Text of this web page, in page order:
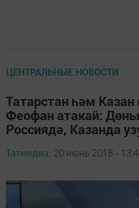
ЦЕНТРАЛЬНЫЕ НОВОСТИ
Татарстан һәм
Феофан атакай:
Россиядә, Казанда
Татмедиа, 20 июнь 2018 -